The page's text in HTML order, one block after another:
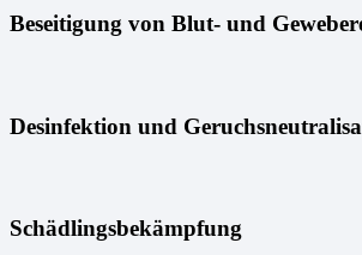
Beseitigung von Blut- und
Desinfektion und
Schädlingsbekämpfung